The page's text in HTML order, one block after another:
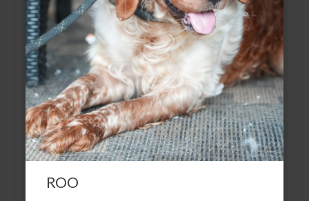
ROO